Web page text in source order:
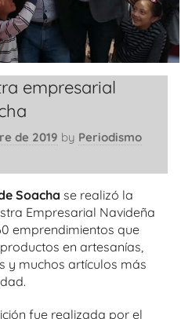
empresarial
de 2019 by Periodismo
Soacha se realizó la
Empresarial Navideña
emprendimientos que
en artesanías,
y muchos artículos más
fue realizada por el